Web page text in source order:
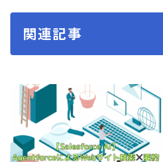
関連記事